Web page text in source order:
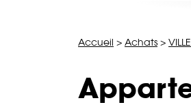
Accueil > Achats >